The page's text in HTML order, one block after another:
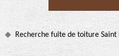
Recherche fuite de toiture Saint